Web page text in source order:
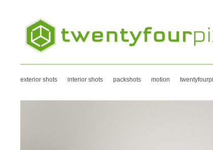
exterior shots interior shots packshots motion